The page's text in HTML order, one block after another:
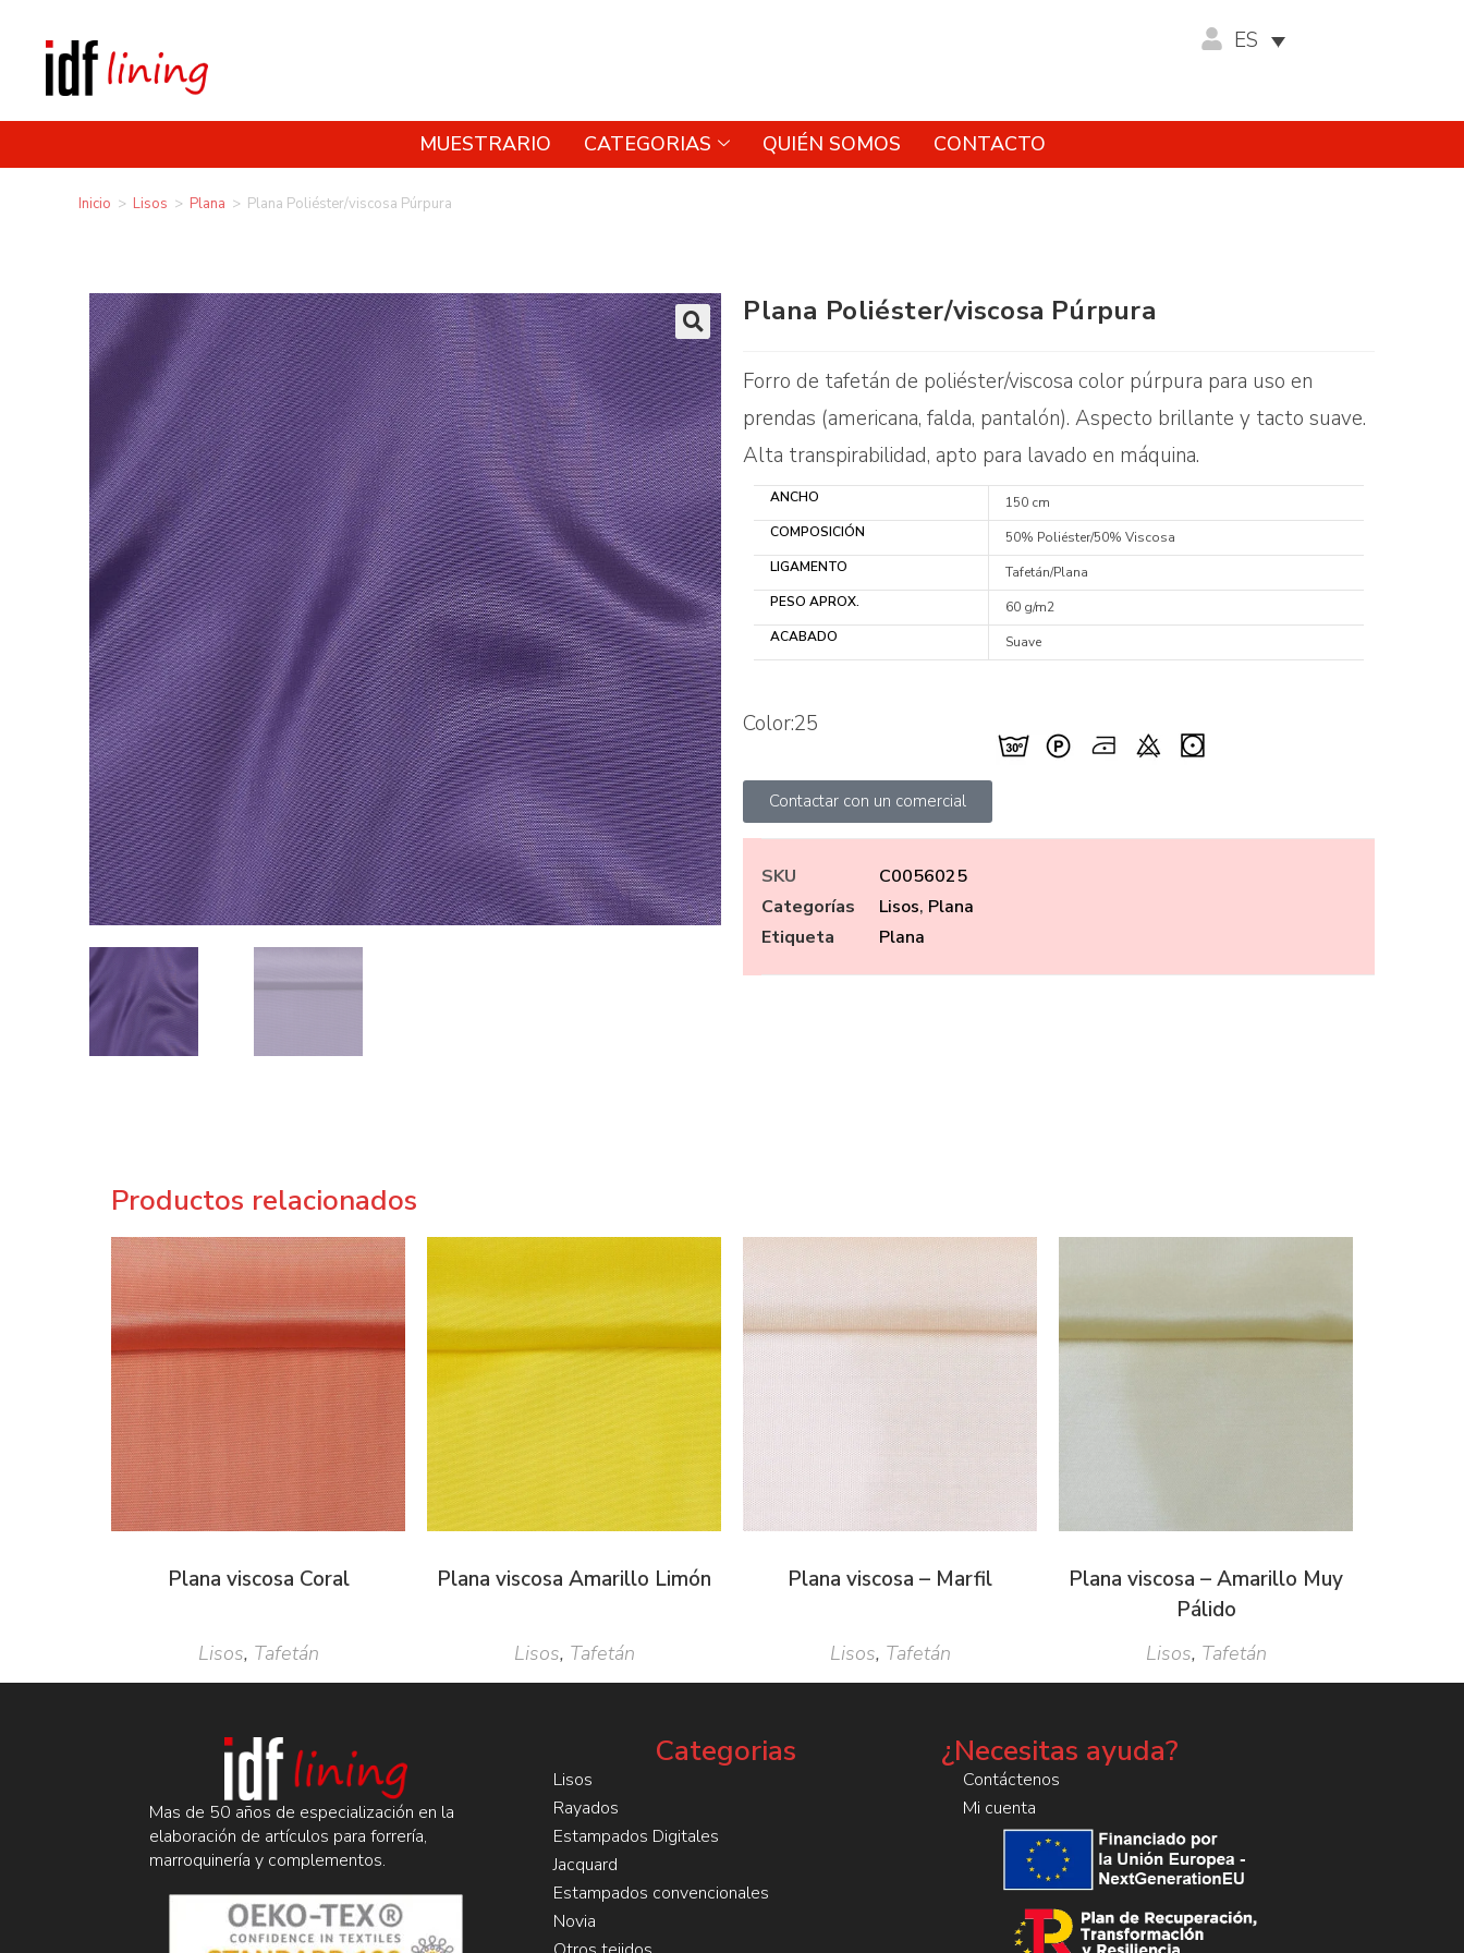
ES
MUESTRARIO CATEGORIAS QUIÉN SOMOS CONTACTO
Inicio > Lisos > Plana > Plana Poliéster/viscosa Púrpura
🔍
Plana Poliéster/viscosa Púrpura
Forro de tafetán de poliéster/viscosa color púrpura para uso en
prendas (americana, falda, pantalón). Aspecto brillante y tacto suave.
Alta transpirabilidad, apto para lavado en máquina.
ANCHO
150 cm
COMPOSICIÓN
50% Poliéster/50% Viscosa
LIGAMENTO
Tafetán/Plana
PESO APROX.
60 g/m2
ACABADO
Suave
Color:25
Contactar con un comercial
SKU
C0056025
Categorías
Lisos, Plana
Etiqueta
Plana
Productos relacionados
Plana viscosa Coral
Lisos, Tafetán
Plana viscosa Amarillo Limón
Lisos, Tafetán
Plana viscosa – Marfil
Lisos, Tafetán
Plana viscosa – Amarillo Muy
Pálido
Lisos, Tafetán
Mas de 50 años de especialización en la
elaboración de artículos para forrería,
marroquinería y complementos.
Categorias
Lisos
Rayados
Estampados Digitales
Jacquard
Estampados convencionales
Novia
¿Necesitas ayuda?
Contáctenos
Mi cuenta